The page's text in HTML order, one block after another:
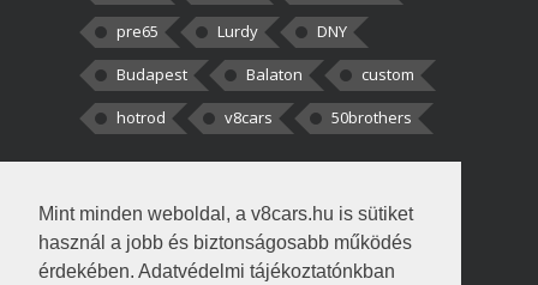
Mint minden weboldal, a v8cars.hu is sütiket
használ a jobb és biztonságosabb működés
érdekében. Adatvédelmi tájékoztatónkban
pre65
Lurdy
DNY
Budapest
Balaton
custom
hotrod
v8cars 50brothers
kortisz:Elszúrtam! Én csak két
darabbaal számoltam. Nem tudtam, hogy fél autót,